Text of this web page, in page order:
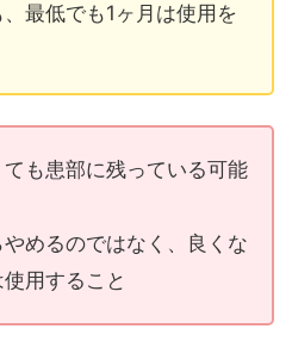
最低でも1ヶ月は使用を
も患部に残っている可能
めるのではなく、良くな
用すること